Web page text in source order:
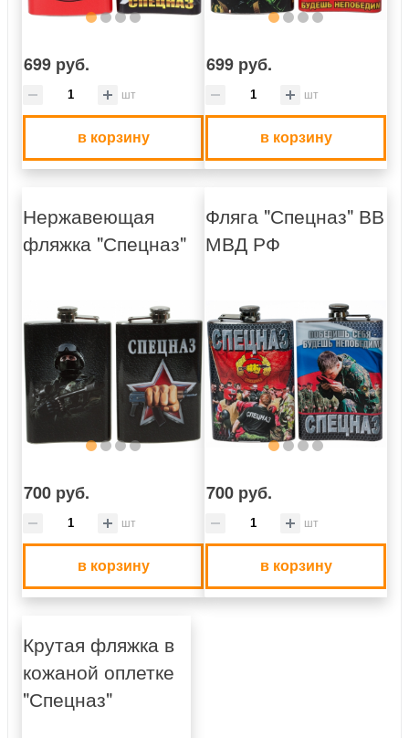
699 руб.
шт
в корзину
699 руб.
шт
в корзину
Нержавеющая
фляжка "Спецназ"
700 руб.
шт
в корзину
Фляга "Спецназ" ВВ
МВД РФ
700 руб.
шт
в корзину
Крутая фляжка в
кожаной оплетке
"Спецназ"